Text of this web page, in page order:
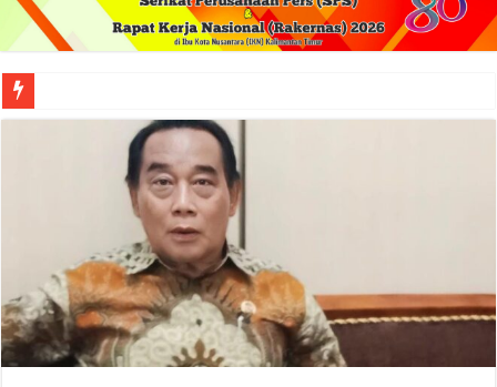
Viral! Selama Dua Bulan Lebih Siltap Serta Tunjangan Pemdes dan BPD di